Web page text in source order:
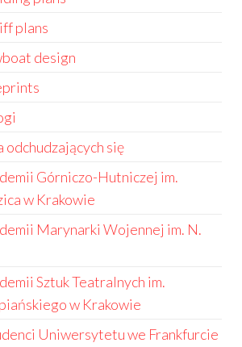
plans
design
odchudzających się
Górniczo-Hutniczej im.
w Krakowie
Marynarki Wojennej im. N.
Sztuk Teatralnych im.
w Krakowie
Uniwersytetu we Frankfurcie